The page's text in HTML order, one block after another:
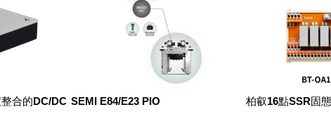
合的DC/DC SEMI E84/E23 PIO 柏叡16點SSR固